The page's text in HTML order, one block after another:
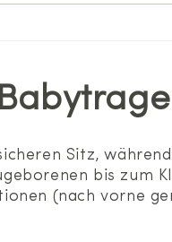
Sitz,
bis zum
(nach vorne